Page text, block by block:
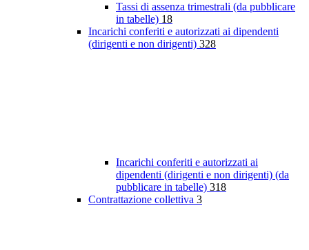
Tassi di assenza trimestrali (da pubblicare
in tabelle) 18
Incarichi conferiti e autorizzati ai dipendenti
(dirigenti e non dirigenti) 328
Incarichi conferiti e autorizzati ai
dipendenti (dirigenti e non dirigenti) (da
pubblicare in tabelle) 318
Contrattazione collettiva 3